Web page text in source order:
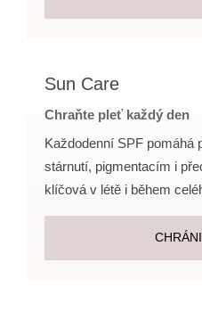
Sun Care
Chraňte pleť každý den
Každodenní SPF pomáhá
stárnutí, pigmentacím i
klíčová v létě i během